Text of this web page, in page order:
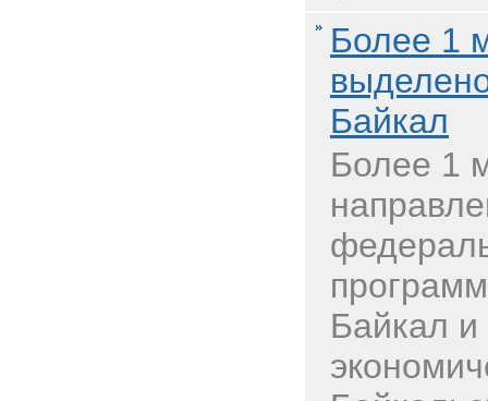
Более 1
Байкал
Более 1
Байкал